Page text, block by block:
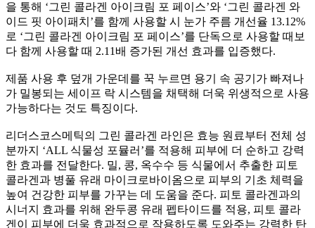
을 통해 ‘그린 콜라겐 아이크림 포 페이스’와 ‘그린 콜라겐 와
이드 핏 아이패치’를 함께 사용할 시 눈가 주름 개선율 13.12%
로 ‘그린 콜라겐 아이크림 포 페이스’를 단독으로 사용할 때보
다 함께 사용할 때 2.11배 증가된 개선 효과를 입증했다.
제품 사용 후 덮개 가운데를 꾹 누르면 용기 속 공기가 빠져나
가 밀봉되는 세이프 락 시스템을 채택해 더욱 위생적으로 사용
가능하다는 것도 특징이다.
리더스코스메틱의 그린 콜라겐 라인은 효능 원료부터 전체 성
분까지 ‘ALL 식물성 포뮬러’를 적용해 피부에 더 순하고 강력
한 효과를 전달한다. 밀, 콩, 옥수수 등 식물에서 추출한 피토
콜라겐과 병풀 유래 마이크로바이옴으로 피부의 기초 체력을
높여 건강한 피부를 가꾸는 데 도움을 준다. 피토 콜라겐과의
시너지 효과를 위해 완두콩 유래 펩타이드를 적용, 피토 콜라
겐이 피부에 더욱 효과적으로 작용하도록 도와주는 강력한 탄